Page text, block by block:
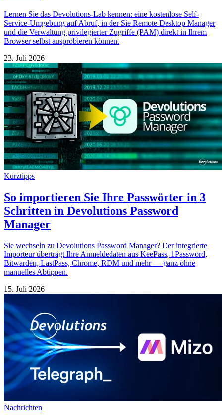
Lernen Sie das Devolutions-Lab kennen: eine kostenlose Self-
Service-Umgebung auf Abruf, in der Sie Remote Desktop Manager
und die Verwaltung privilegierter Zugriffe (PAM) direkt in Ihrem
Browser selbst ausprobieren können.
23. Juli 2026
Kurztipps
So importieren Sie Ihre Passwörter in 3
Schritten in Devolutions Password
Manager
Sie wechseln zu Devolutions Password Manager? Der integrierte
Importeur überträgt Ihre Anmeldedaten aus KeePass, 1Password,
Bitwarden, LastPass, Chrome, RDM und mehr — ganz ohne
manuelles Abtippen.
15. Juli 2026
Nachrichten